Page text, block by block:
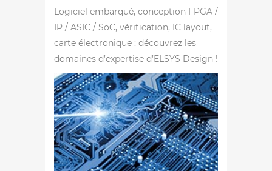
Logiciel embarqué, conception FPGA /
IP / ASIC / SoC, vérification, IC layout,
carte électronique : découvrez les
domaines d’expertise d’ELSYS Design !